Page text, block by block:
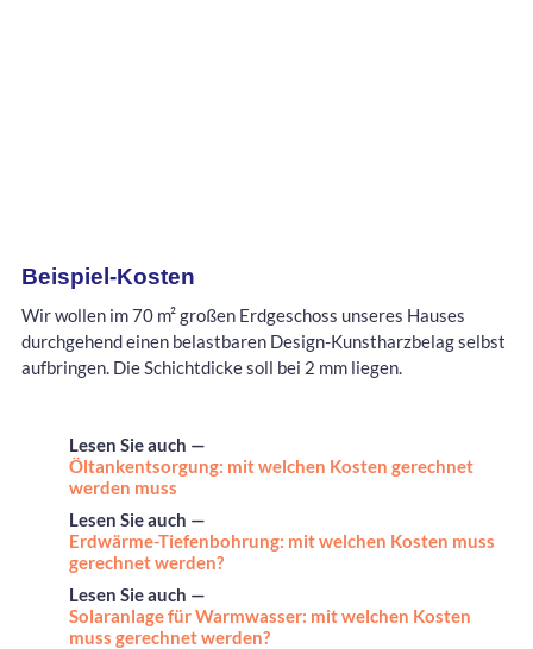
Beispiel-Kosten
Wir wollen im 70 m² großen Erdgeschoss unseres Hauses
durchgehend einen belastbaren Design-Kunstharzbelag selbst
aufbringen. Die Schichtdicke soll bei 2 mm liegen.
Lesen Sie auch —
Öltankentsorgung: mit welchen Kosten gerechnet
werden muss
Lesen Sie auch —
Erdwärme-Tiefenbohrung: mit welchen Kosten muss
gerechnet werden?
Lesen Sie auch —
Solaranlage für Warmwasser: mit welchen Kosten
muss gerechnet werden?